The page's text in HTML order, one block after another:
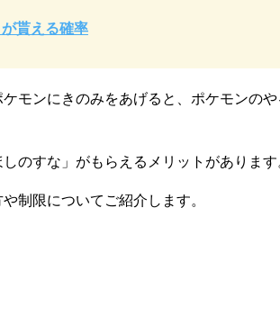
貰える確率
モンにきのみをあげると、ポケモンの
のすな」がもらえるメリットがあります
制限についてご紹介します。